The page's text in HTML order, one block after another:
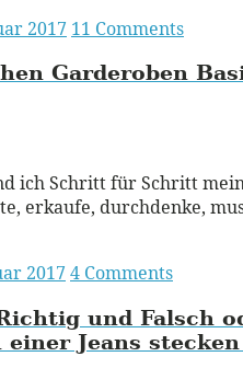
2017 11 Comments
Garderoben
ich Schritt für Schritt
erkaufe, durchdenke,
2017 4 Comments
und Falsch
einer Jeans stecken